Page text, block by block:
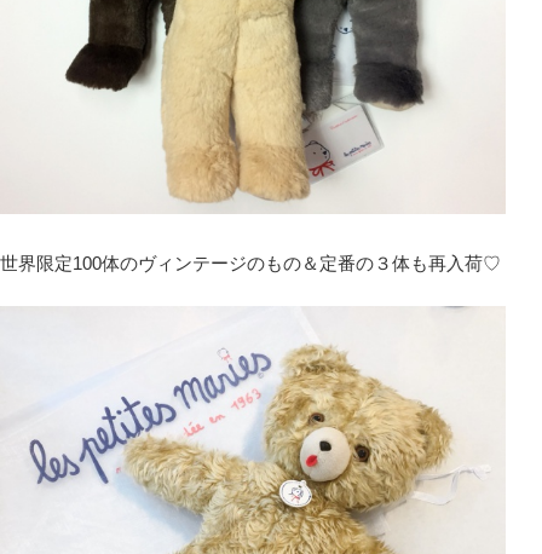
世界限定100体のヴィンテージのもの＆定番の３体も再入荷♡